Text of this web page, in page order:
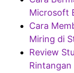
Microsoft
Cara
Miring di
Review
Rintangan